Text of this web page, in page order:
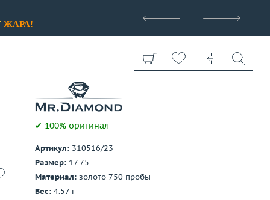
ЖАРА!
Показать все
✔ 100% оригинал
Артикул: 310516/23
Размер: 17.75
Материал: золото 750 пробы
Вес: 4.57 г